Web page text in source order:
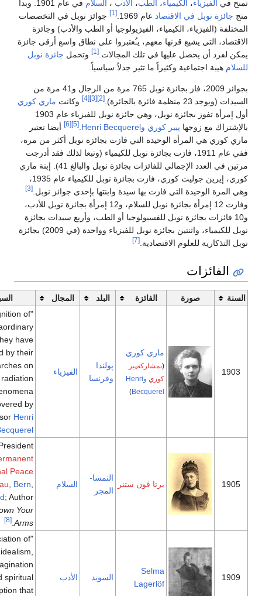
الفيزياء، الكيمياء،الطب،الأدب ،السلام
في عام 1901. وبدأ
نوبل في الاقتصادعام 1969. [1]
جوائز نوبل في التخصصات
الكيمياء، الفيزيولوجيا أو الطب والأدب) وجائزة
التي يشيع قرنها معهم، يـُعتبروا على نطاق واسع أرقى جائزة
أن يحصل عليها في تلك المجالات.[1] وتحملجائزة نوبل
اجتماعية وكثيراً ما تثير جدلاً سياسياً.
بجوائز 2009، فاز بجائزة نوبل 765 مرة من الرجال و41 مرة من
فائزة بالجائزة).
[2]
[4] وكانتماري كوري
أول إمرأة تفوز بجائزة نوبل، وهي جائزة نوبل للفيزياء عام 1903
مع زوجهاپيير كوري وHenri Becquerel .
أيضا تعتبر
هي المرأة الوحيدة التي فازت بجائزة نوبل أكثر من مرة،
ففي عام 1911، فازت بجائزة نوبل للكيمياء (وتبعا لذلك فقد أدرجت
مرتين في العدد الإجمالي للفائزات بجائزة نوبل والبالغ 41). إبنة ماري
كوري، إيرين جوليت كوري، فازت بجائزة نوبل للكيمياء عام 1935،
الوحيدة التي فازت بها سيدة وابنتها بإحدى جوائز نوبل.
وفازت 12 إمرأة بجائزة نوبل للسلام، و12 إمرأة بجائزة نوبل للأدب،
بجائزة نوبل للفسيولوجيا أو الطب، وأربع سيدات بجائزة
نوبل للكيمياء، واثنتين بجائزة نوبل للفيزياء وواحدة (في 2009) بجائزة
للعلوم الاقتصادية.
صورة الفائزة البلد المجال السبب
ماري كوري
بمشاركةپير
كوري
وHenri
Becquerel
)
پولندا
وفرنسا
الفيزياء
"in recognition of
the extraordinary
services they have
rendered by their
joint researches on
the radiation
phenomena
discovered by
Professor
برتا ڤون ستنر
المجر
السلام
Honorary President
of
International Peace
Bureau
,Bern,
Switzerland
ofLay Down Your
Selma
Lagerlöf
الأدب
"in appreciation of
the lofty idealism,
vivid imagination
and spiritual
perception that